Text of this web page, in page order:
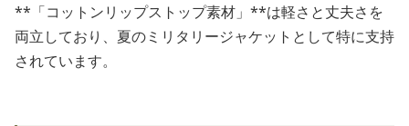
**「コットンリップストップ素材」**は軽さと丈夫さを
両立しており、夏のミリタリージャケットとして特に支持
されています。